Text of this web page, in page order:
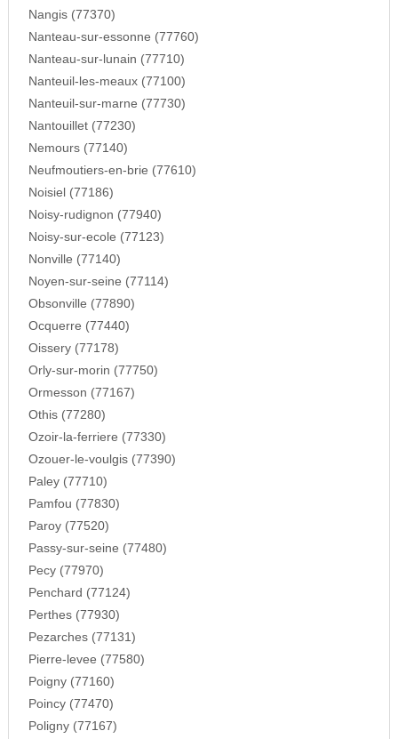
Nangis (77370)
Nanteau-sur-essonne (77760)
Nanteau-sur-lunain (77710)
Nanteuil-les-meaux (77100)
Nanteuil-sur-marne (77730)
Nantouillet (77230)
Nemours (77140)
Neufmoutiers-en-brie (77610)
Noisiel (77186)
Noisy-rudignon (77940)
Noisy-sur-ecole (77123)
Nonville (77140)
Noyen-sur-seine (77114)
Obsonville (77890)
Ocquerre (77440)
Oissery (77178)
Orly-sur-morin (77750)
Ormesson (77167)
Othis (77280)
Ozoir-la-ferriere (77330)
Ozouer-le-voulgis (77390)
Paley (77710)
Pamfou (77830)
Paroy (77520)
Passy-sur-seine (77480)
Pecy (77970)
Penchard (77124)
Perthes (77930)
Pezarches (77131)
Pierre-levee (77580)
Poigny (77160)
Poincy (77470)
Poligny (77167)